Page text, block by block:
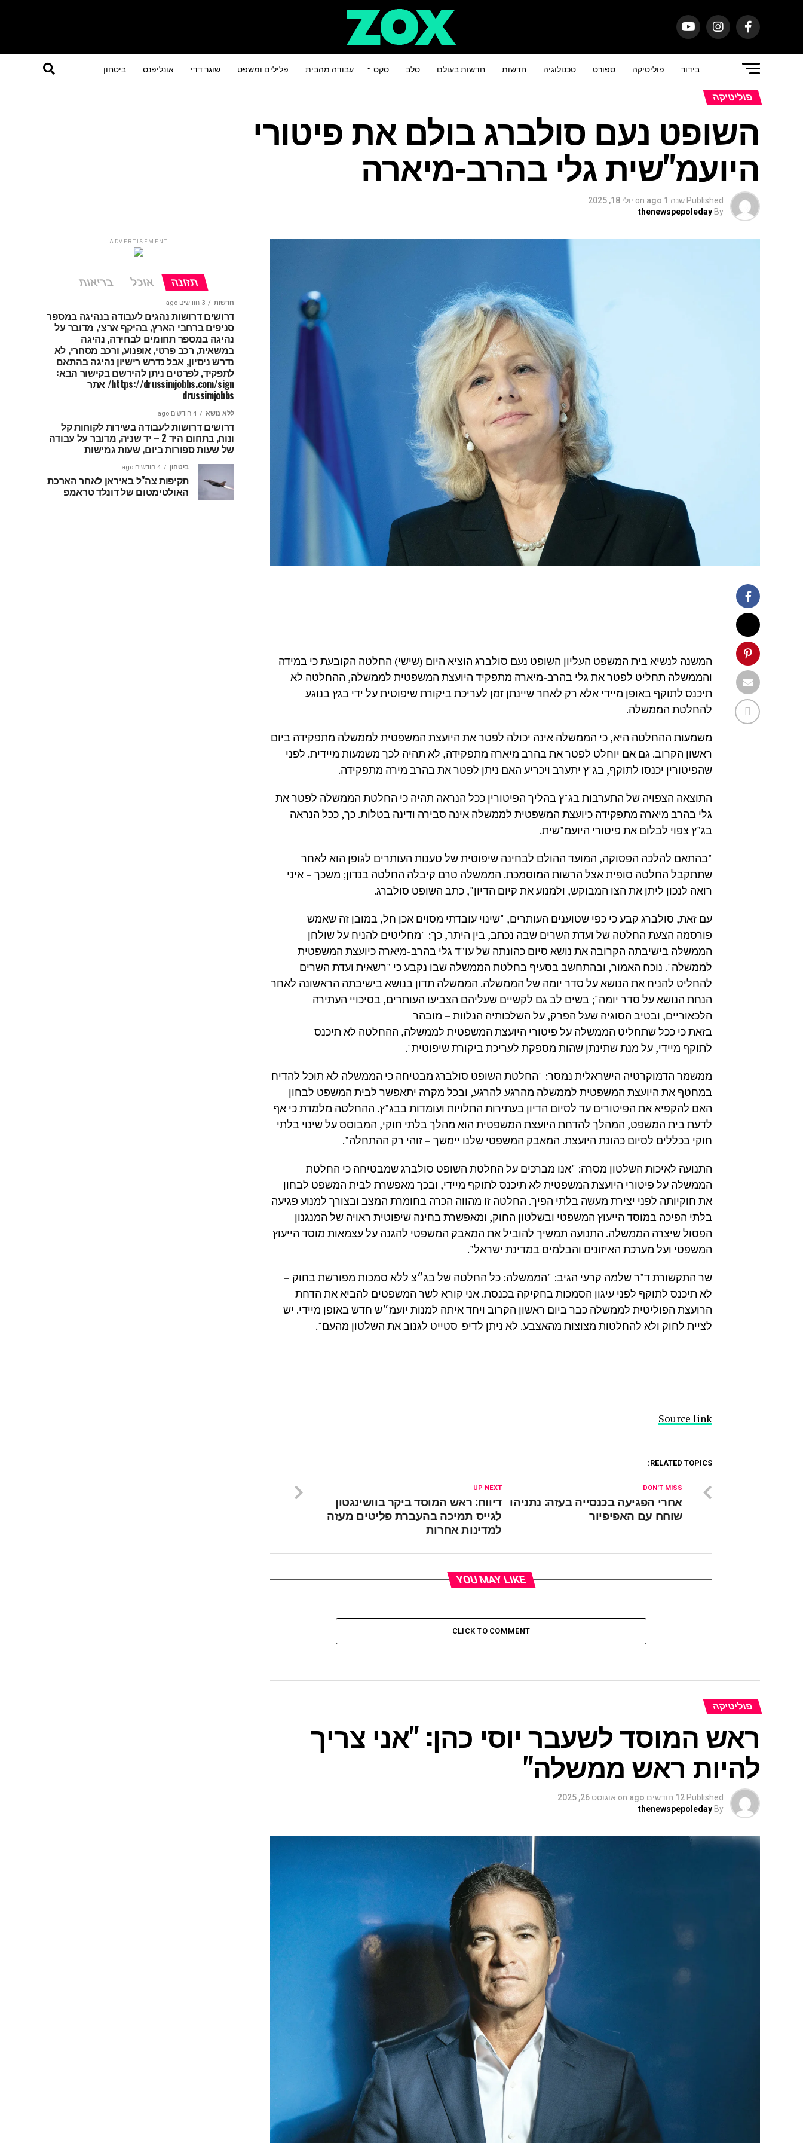
בידור פוליטיקה ספורט טכנולוגיה חדשות חדשות בעולם סלב סקס עבודה מהבית פלילים ומשפט שוגר דדי אונליפנס ביטחון
פוליטיקה
השופט נעם סולברג בולם את פיטורי
היועמ"שית גלי בהרב-מיארה
Published שנה 1 ago on יולי 18, 2025
By
thenewspepoleday
המשנה לנשיא בית המשפט העליון השופט נעם סולברג הוציא היום (שישי) החלטה הקובעת כי במידה
והממשלה תחליט לפטר את גלי בהרב-מיארה מתפקיד היועצת המשפטית לממשלה, ההחלטה לא
תיכנס לתוקף באופן מיידי אלא רק לאחר שיינתן זמן לעריכת ביקורת שיפוטית על ידי בגץ בנוגע
להחלטת הממשלה.
משמעות ההחלטה היא, כי הממשלה אינה יכולה לפטר את היועצת המשפטית לממשלה מתפקידה ביום
ראשון הקרוב. גם אם יוחלט לפטר את בהרב מיארה מתפקידה, לא תהיה לכך משמעות מיידית. לפני
שהפיטורין יכנסו לתוקף, בג"ץ יתערב ויכריע האם ניתן לפטר את בהרב מירה מתפקידה.
התוצאה הצפויה של התערבות בג"ץ בהליך הפיטורין ככל הנראה תהיה כי החלטת הממשלה לפטר את
גלי בהרב מיארה מתפקידה כיועצת המשפטית לממשלה אינה סבירה ודינה בטלות. כך, ככל הנראה
בג"ץ צפוי לבלום את פיטורי היועמ"שית.
"בהתאם להלכה הפסוקה, המועד ההולם לבחינה שיפוטית של טענות העותרים לגופן הוא לאחר
שתתקבל החלטה סופית אצל הרשות המוסמכת. הממשלה טרם קיבלה החלטה בנדון; משכך – איני
רואה לנכון ליתן את הצו המבוקש, ולמנוע את קיום הדיון", כתב השופט סולברג.
עם זאת, סולברג קבע כי כפי שטוענים העותרים, "שינוי עובדתי מסוים אכן חל, במובן זה שאמש
פורסמה הצעת החלטה של ועדת השרים שבה נכתב, בין היתר, כך: "מחליטים להניח על שולחן
הממשלה בישיבתה הקרובה את נושא סיום כהונתה של עו"ד גלי בהרב-מיארה כיועצת המשפטית
לממשלה". נוכח האמור, ובהתחשב בסעיף בחלטת הממשלה שבו נקבע כי "רשאית ועדת השרים
להחליט להניח את הנושא על סדר יומה של הממשלה. הממשלה תדון בנושא בישיבתה הראשונה לאחר
הנחת הנושא על סדר יומה"; בשים לב גם לקשיים שעליהם הצביעו העותרים, בסיכויי העתירה
הלכאוריים, ובטיב הסוגיה שעל הפרק, על השלכותיה הנלוות – מובהר
בזאת כי ככל שתחליט הממשלה על פיטורי היועצת המשפטית לממשלה, ההחלטה לא תיכנס
לתוקף מיידי, על מנת שתינתן שהות מספקת לעריכת ביקורת שיפוטית".
ממשמר הדמוקרטיה הישראלית נמסר: "החלטת השופט סולברג מבטיחה כי הממשלה לא תוכל להדיח
במחטף את היועצת המשפטית לממשלה מהרגע להרגע, ובכל מקרה יתאפשר לבית המשפט לבחון
האם להקפיא את הפיטורים עד לסיום הדיון בעתירות התלויות ועומדות בבג"ץ. ההחלטה מלמדת כי אף
לדעת בית המשפט, המהלך להדחת היועצת המשפטית הוא מהלך בלתי חוקי, המבוסס על שינוי בלתי
חוקי בכללים לסיום כהונת היועצת. המאבק המשפטי שלנו יימשך – זוהי רק ההתחלה".
התנועה לאיכות השלטון מסרה: "אנו מברכים על החלטת השופט סולברג שמבטיחה כי החלטת
הממשלה על פיטורי היועצת המשפטית לא תיכנס לתוקף מיידי, ובכך מאפשרת לבית המשפט לבחון
את חוקיותה לפני יצירת מעשה בלתי הפיך. החלטה זו מהווה הכרה בחומרת המצב ובצורך למנוע פגיעה
בלתי הפיכה במוסד הייעוץ המשפטי ובשלטון החוק, ומאפשרת בחינה שיפוטית ראויה של המנגנון
הפסול שיצרה הממשלה. התנועה תמשיך להוביל את המאבק המשפטי להגנה על עצמאות מוסד הייעוץ
המשפטי ועל מערכת האיזונים והבלמים במדינת ישראל".
שר התקשורת ד"ר שלמה קרעי הגיב: "הממשלה: כל החלטה של בג״צ ללא סמכות מפורשת בחוק –
לא תיכנס לתוקף לפני עיגון הסמכות בחקיקה בכנסת. אני קורא לשר המשפטים להביא את הדחת
הרועצת הפוליטית לממשלה כבר ביום ראשון הקרוב ויחד איתה למנות יועמ״ש חדש באופן מיידי. יש
לציית לחוק ולא להחלטות מצוצות מהאצבע. לא ניתן לדיפ-סטייט לגנוב את השלטון מהעם".
Source link
RELATED TOPICS:
UP NEXT
דיווח: ראש המוסד ביקר בוושינגטון
לגייס תמיכה בהעברת פליטים מעזה
למדינות אחרות
DON'T MISS
אחרי הפגיעה בכנסייה בעזה: נתניהו
שוחח עם האפיפיור
YOU MAY LIKE
CLICK TO COMMENT
פוליטיקה
ראש המוסד לשעבר יוסי כהן: "אני צריך
להיות ראש ממשלה"
Published 12 חודשים ago on אוגוסט 26, 2025
By
thenewspepoleday
ADVERTISEMENT
תזונה אוכל בריאות
חדשות 3 חודשים ago
דרושים דרושות נהגים לעבודה בנהיגה במספר
סניפים ברחבי הארץ, בהיקף ארצי, מדובר על
נהיגה במספר תחומים לבחירה, נהיגה
במשאית, רכב פרטי, אופנוע, ורכב מסחרי, לא
נדרש ניסיון, אבל נדרש רישיון נהיגה בהתאם
לתפקיד, לפרטים ניתן להירשם בקישור הבא:
https://drussimjobbs.com/sign/ אתר
drussimjobbs
ללא נושא 4 חודשים ago
דרושים דרושות לעבודה בשירות לקוחות קל
ונוח, בתחום היד 2 – יד שניה, מדובר על עבודה
של שעות ספורות ביום, שעות גמישות
ביטחון 4 חודשים ago
תקיפות צה"ל באיראן לאחר הארכת
האולטימטום של דונלד טראמפ